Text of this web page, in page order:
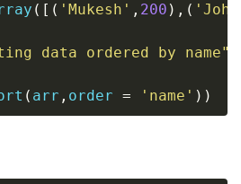
( [ ( 'Mukesh' , 200 ) , (
data ordered by name"
( arr , order = 'name' ) )